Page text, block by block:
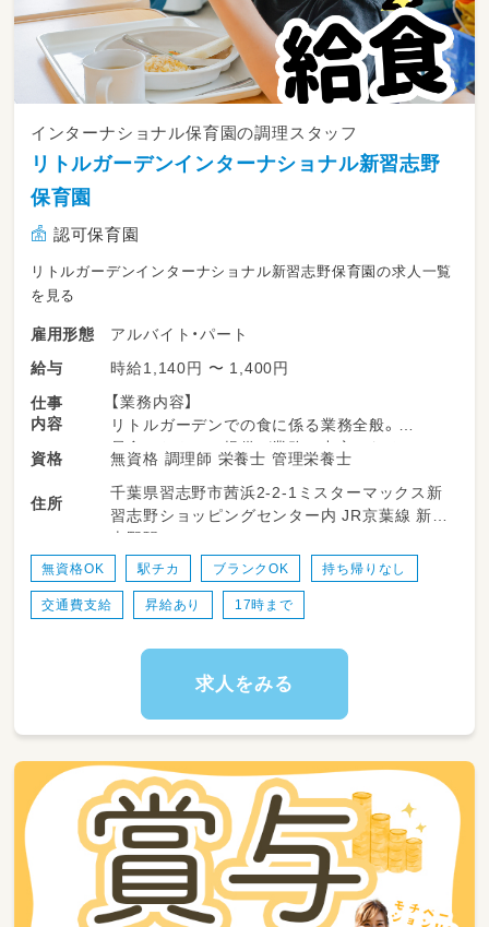
インターナショナル保育園の調理スタッフ
リトルガーデンインターナショナル新習志野
保育園
認可保育園
リトルガーデンインターナショナル新習志野保育園の求人一覧
を見る
雇用形態
アルバイト・パート
給与
時給1,140円 〜 1,400円
仕事
内容
【業務内容】
リトルガーデンでの食に係る業務全般。
昼食とおやつの提供が業務の中心になるので、
勤務時間は朝8時頃から夕方17時くらいまでの
日勤が中心です。
食を提供しています。また、季節を感じられる
給食や世界の料理を提供するなど、食育にも力
を入れています。おいしさはもちろん、見た目
いしい給食で、子どもたちの食生活を支えてい
【具体的な業務内容】
・栄養管理、指導
・衛生管理
・調理業務（離乳食、給食、おやつ等）
・食材管理
・食育
・給食だよりなどの制作等
・発注業務
資格 無資格 調理師 栄養士 管理栄養士
住所
千葉県習志野市茜浜2-2-1ミスターマックス新
習志野ショッピングセンター内 JR京葉線 新習
志野駅
無資格OK 駅チカ ブランクOK 持ち帰りなし
交通費支給 昇給あり 17時まで
求人をみる